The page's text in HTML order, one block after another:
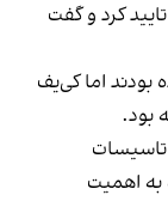
کرد و گفت
اما کی‌یف
بود.
به تاسیسات
اهمیت